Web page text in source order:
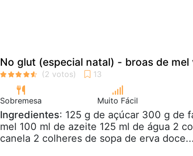
No glut (especial natal) - broas de mel
Sobremesa Muito Fácil
Ingredientes: 125 g de açúcar 300 g de
mel 100 ml de azeite 125 ml de água 2
canela 2 colheres de sopa de erva doce...